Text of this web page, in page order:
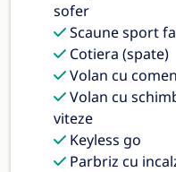
sofer
Scaune sport
Cotiera (spate)
Volan cu
Volan cu
viteze
Keyless go
Parbriz cu